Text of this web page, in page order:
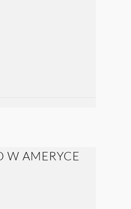
W AMERYCE